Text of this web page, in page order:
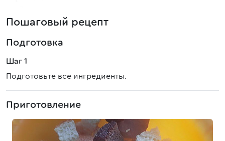
Пошаговый рецепт
Подготовка
Шаг 1
Подготовьте все ингредиенты.
Приготовление